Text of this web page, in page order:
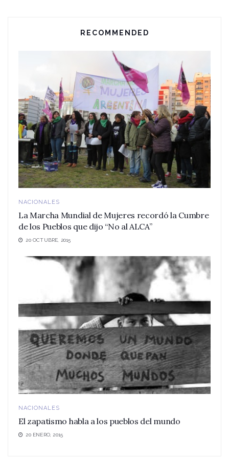
RECOMMENDED
NACIONALES
La Marcha Mundial de Mujeres recordó la Cumbre
de los Pueblos que dijo “No al ALCA”
20 OCTUBRE, 2015
NACIONALES
El zapatismo habla a los pueblos del mundo
20 ENERO, 2015